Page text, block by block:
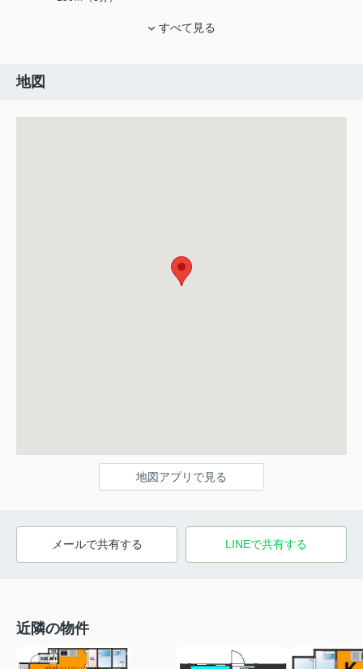
すべて見る
地図
地図アプリで見る
メールで共有する LINEで共有する
近隣の物件